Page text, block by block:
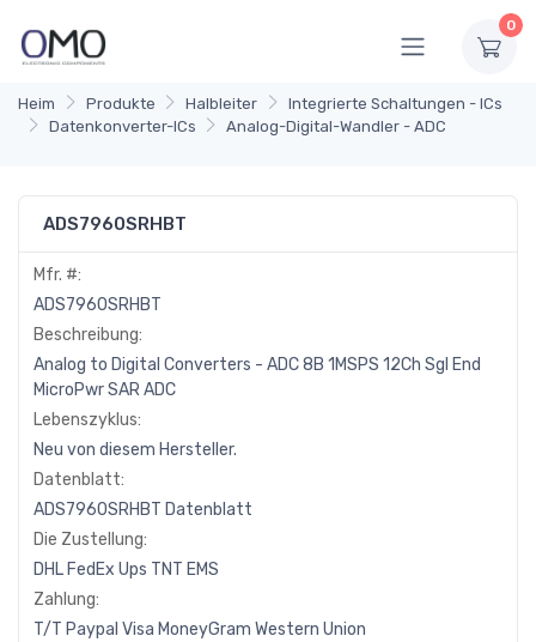
0
Heim Produkte Halbleiter
Integrierte Schaltungen - ICs
Datenkonverter-ICs
Analog-Digital-Wandler - ADC
ADS7960SRHBT
Mfr. #:
ADS7960SRHBT
Beschreibung:
Analog to Digital Converters - ADC 8B 1MSPS 12Ch Sgl End
MicroPwr SAR ADC
Lebenszyklus:
Neu von diesem Hersteller.
Datenblatt:
ADS7960SRHBT Datenblatt
Die Zustellung:
DHL FedEx Ups TNT EMS
Zahlung:
T/T Paypal Visa MoneyGram Western Union